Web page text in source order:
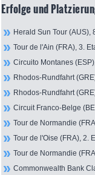
Erfolge und
Herald Sun Tour (AUS),
Tour de l'Ain (FRA), 3.
Circuito Montanes
Rhodos-Rundfahrt
Rhodos-Rundfahrt
Circuit Franco-Belge
Tour de Normandie
Tour de l'Oise (FRA), 2.
Tour de Normandie
Commonwealth Bank